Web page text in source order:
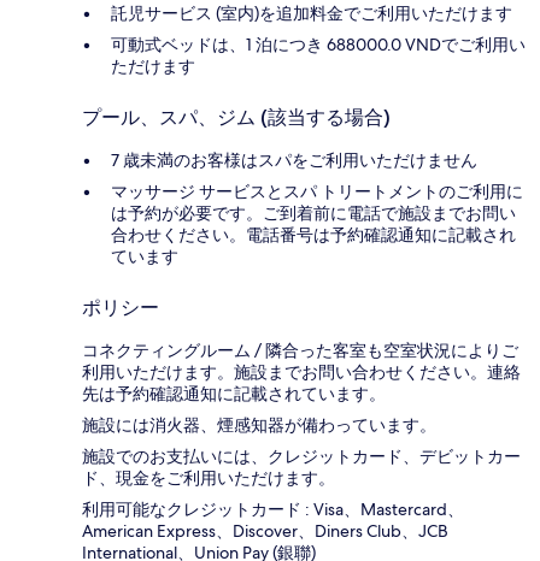
託児サービス (室内)を追加料金でご利用いただけます
可動式ベッドは、1 泊につき 688000.0 VNDでご利用い
ただけます
プール、スパ、ジム (該当する場合)
7 歳未満のお客様はスパをご利用いただけません
マッサージ サービスとスパ トリートメントのご利用に
は予約が必要です。ご到着前に電話で施設までお問い
合わせください。電話番号は予約確認通知に記載され
ています
ポリシー
コネクティングルーム / 隣合った客室も空室状況によりご
利用いただけます。施設までお問い合わせください。連絡
先は予約確認通知に記載されています。
施設には消火器、煙感知器が備わっています。
施設でのお支払いには、クレジットカード、デビットカー
ド、現金をご利用いただけます。
利用可能なクレジットカード : Visa、Mastercard、
American Express、Discover、Diners Club、JCB
International、Union Pay (銀聯)